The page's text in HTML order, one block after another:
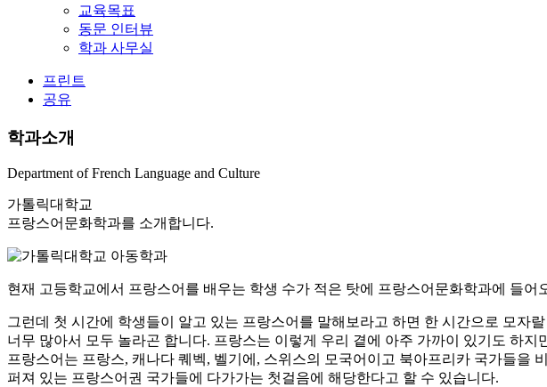
교육목표
동문 인터뷰
학과 사무실
프린트
공유
학과소개
Department of French Language and Culture
가톨릭대학교
프랑스어문화학과를 소개합니다.
현재 고등학교에서 프랑스어를 배우는 학생 수가 적은 탓에 프랑스어문화학과에 들
그런데 첫 시간에 학생들이 알고 있는 프랑스어를 말해보라고 하면 한 시간으로 모자
너무 많아서 모두 놀라곤 합니다. 프랑스는 이렇게 우리 곁에 아주 가까이 있기도 하
프랑스어는 프랑스, 캐나다 퀘벡, 벨기에, 스위스의 모국어이고 북아프리카 국가들을
퍼져 있는 프랑스어권 국가들에 다가가는 첫걸음에 해당한다고 할 수 있습니다.